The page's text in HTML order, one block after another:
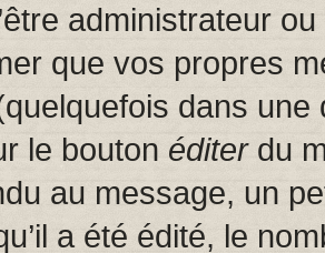
administrateur
que vos propres
dans
le bouton éditerdu
au message, un
a été édité, le